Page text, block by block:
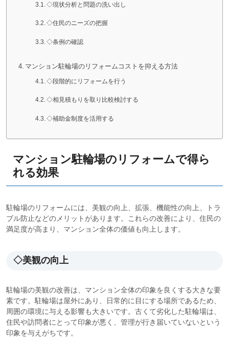
◇現状分析と問題の洗い出し
◇住民のニーズの把握
◇条例の確認
マンション駐輪場のリフォームコストを抑える方法
◇段階的にリフォームを行う
◇相見積もりを取り比較検討する
◇補助金制度を活用する
マンション駐輪場のリフォームで得ら
れる効果
駐輪場のリフォームには、美観の向上、拡張、機能性の向上、トラ
ブル防止などのメリットがあります。これらの改善により、住民の
満足度が高まり、マンション全体の価値も向上します。
◇美観の向上
駐輪場の美観の改善は、マンション全体の印象を良くする大きな要
素です。駐輪場は屋外にあり、日常的に目にする場所であるため、
周囲の環境に与える影響も大きいです。古くて劣化した駐輪場は、
住民や訪問者にとって印象が悪く、管理が行き届いていないという
印象を与えがちです。